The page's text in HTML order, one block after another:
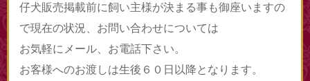
仔犬販売掲載前に飼い主様が決まる事も御座いますの
で現在の状況、お問い合わせについては
お気軽にメール、お電話下さい。
お客様へのお渡しは生後６０日以降となります。